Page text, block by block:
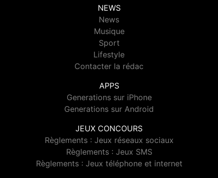
NEWS
News
Musique
Sport
Lifestyle
Contacter la rédac
APPS
Generations sur iPhone
Generations sur Android
JEUX CONCOURS
Règlements : Jeux réseaux sociaux
Règlements : Jeux SMS
Règlements : Jeux téléphone et internet